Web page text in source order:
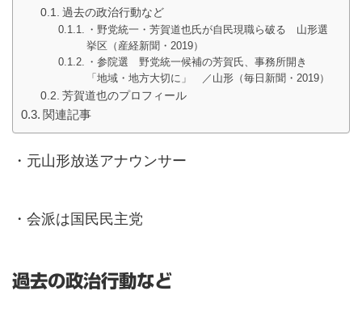
過去の政治行動など
・野党統一・芳賀道也氏が自民現職ら破る 山形選
挙区（産経新聞・2019）
・参院選 野党統一候補の芳賀氏、事務所開き
「地域・地方大切に」 ／山形（毎日新聞・2019）
芳賀道也のプロフィール
関連記事
・元山形放送アナウンサー
・会派は国民民主党
過去の政治行動など